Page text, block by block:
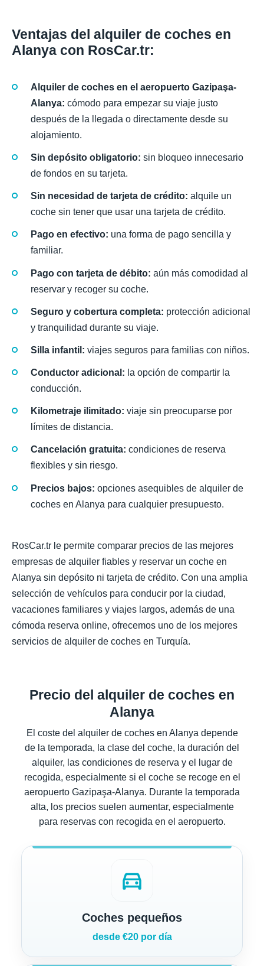
Ventajas del alquiler de coches en
Alanya con RosCar.tr:
Alquiler de coches en el aeropuerto Gazipaşa-
Alanya: cómodo para empezar su viaje justo
después de la llegada o directamente desde su
alojamiento.
Sin depósito obligatorio: sin bloqueo innecesario
de fondos en su tarjeta.
Sin necesidad de tarjeta de crédito: alquile un
coche sin tener que usar una tarjeta de crédito.
Pago en efectivo: una forma de pago sencilla y
familiar.
Pago con tarjeta de débito: aún más comodidad al
reservar y recoger su coche.
Seguro y cobertura completa: protección adicional
y tranquilidad durante su viaje.
Silla infantil: viajes seguros para familias con niños.
Conductor adicional: la opción de compartir la
conducción.
Kilometraje ilimitado: viaje sin preocuparse por
límites de distancia.
Cancelación gratuita: condiciones de reserva
flexibles y sin riesgo.
Precios bajos: opciones asequibles de alquiler de
coches en Alanya para cualquier presupuesto.
RosCar.tr le permite comparar precios de las mejores
empresas de alquiler fiables y reservar un coche en
Alanya sin depósito ni tarjeta de crédito. Con una amplia
selección de vehículos para conducir por la ciudad,
vacaciones familiares y viajes largos, además de una
cómoda reserva online, ofrecemos uno de los mejores
servicios de alquiler de coches en Turquía.
Precio del alquiler de coches en
Alanya
El coste del alquiler de coches en Alanya depende
de la temporada, la clase del coche, la duración del
alquiler, las condiciones de reserva y el lugar de
recogida, especialmente si el coche se recoge en el
aeropuerto Gazipaşa-Alanya. Durante la temporada
alta, los precios suelen aumentar, especialmente
para reservas con recogida en el aeropuerto.
directions_car
Coches pequeños
desde €20 por día